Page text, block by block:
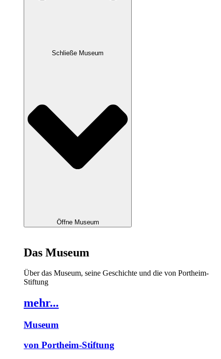
Schließe Museum
Öffne Museum
Das Museum
Über das Museum, seine Geschichte und die von Portheim-
Stiftung
mehr...
Museum
von Portheim-Stiftung